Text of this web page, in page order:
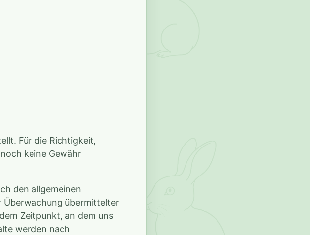
Für die Richtigkeit,
keine Gewähr
den allgemeinen
Überwachung übermittelter
Zeitpunkt, an dem uns
werden nach